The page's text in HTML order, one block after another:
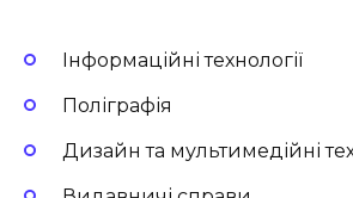
Інформаційні технології
Поліграфія
Дизайн та мультимедійні